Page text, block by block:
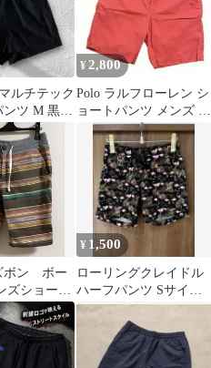
ルチテック
ンツ M 黒
ーフパンツ
¥ 2,800
Polo ラルフローレン シ
ョートパンツ メンズ 赤
綿100% 36
ン ボー
ズショート
フパンツ
¥ 1,500
ローリングクレイドル
ハーフパンツ Sサイズ
フラミンゴ ショートパ